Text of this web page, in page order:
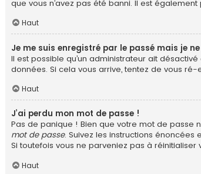
que vous n’avez pas été banni. Il est
Haut
Je me suis enregistré par le passé mais je
Il est possible qu’un administrateur ait
données. Si cela vous arrive, tentez de vous
Haut
J’ai perdu mon mot de passe !
Pas de panique ! Bien que votre mot de passe
mot de passe. Suivez les instructions
Si toutefois vous ne parveniez pas à
Haut